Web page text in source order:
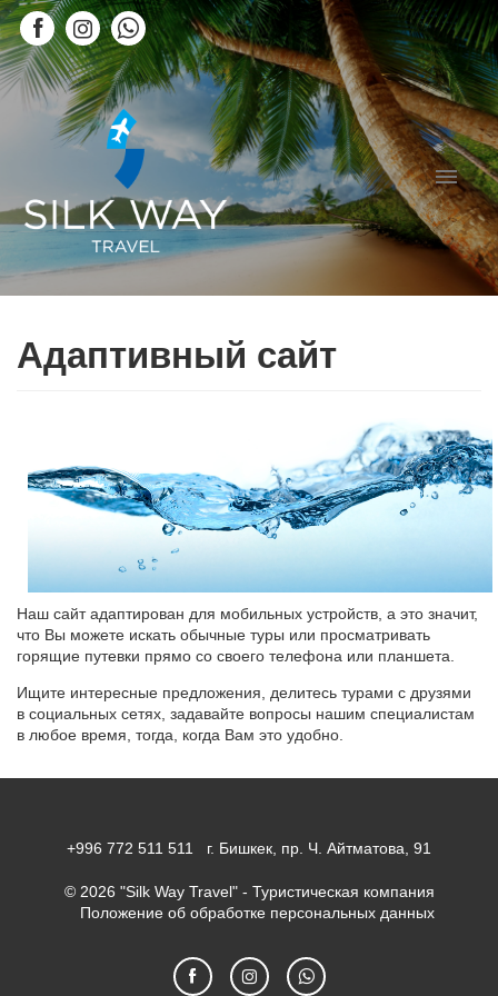
Адаптивный сайт
Наш сайт адаптирован для мобильных устройств, а это значит,
что Вы можете искать обычные туры или просматривать
горящие путевки прямо со своего телефона или планшета.
Ищите интересные предложения, делитесь турами с друзями
в социальных сетях, задавайте вопросы нашим специалистам
в любое время, тогда, когда Вам это удобно.
+996 772 511 511 г. Бишкек, пр. Ч. Айтматова, 91
© 2026 "Silk Way Travel" - Туристическая компания
Положение об обработке персональных данных